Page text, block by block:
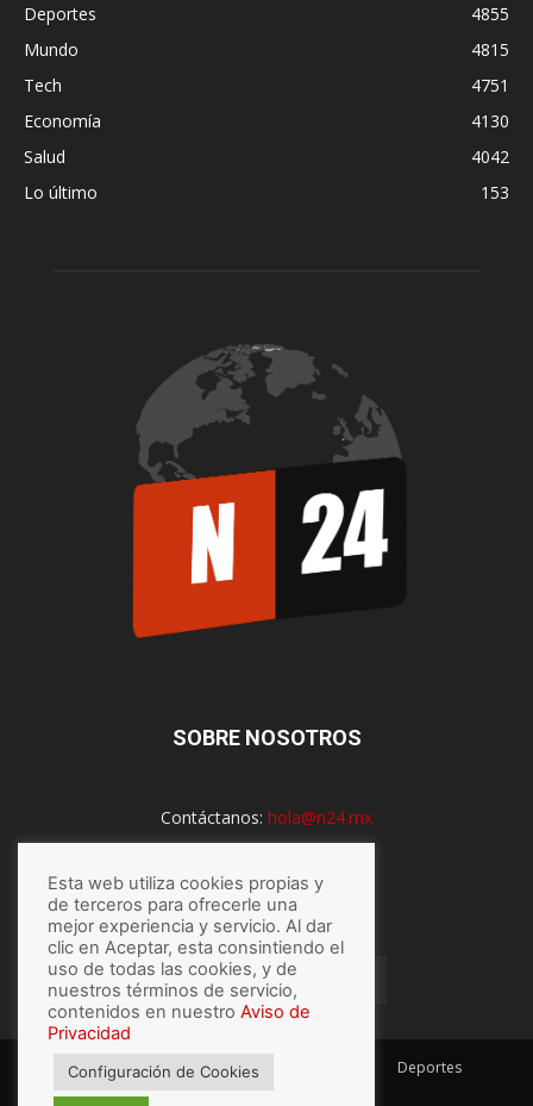
Deportes
4855
Mundo
4815
Tech
4751
Economía
4130
Salud
4042
Lo último
153
SOBRE NOSOTROS
Contáctanos: hola@n24.mx
SÍGUENOS
México Mundo Economía
Deportes
Espectaculos
Esta web utiliza cookies propias y
de terceros para ofrecerle una
mejor experiencia y servicio. Al dar
clic en Aceptar, esta consintiendo el
uso de todas las cookies, y de
nuestros términos de servicio,
contenidos en nuestro Aviso de
Privacidad
Configuración de Cookies